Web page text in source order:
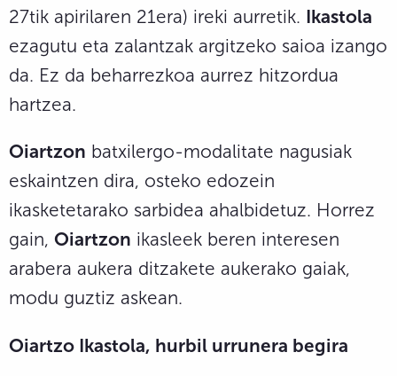
27tik apirilaren 21era) ireki aurretik. Ikastola
ezagutu eta zalantzak argitzeko saioa izango
da. Ez da beharrezkoa aurrez hitzordua
hartzea.
Oiartzon batxilergo-modalitate nagusiak
eskaintzen dira, osteko edozein
ikasketetarako sarbidea ahalbidetuz. Horrez
gain, Oiartzon ikasleek beren interesen
arabera aukera ditzakete aukerako gaiak,
modu guztiz askean.
Oiartzo Ikastola, hurbil urrunera begira